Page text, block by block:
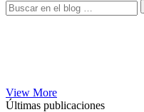
View More
Últimas publicaciones